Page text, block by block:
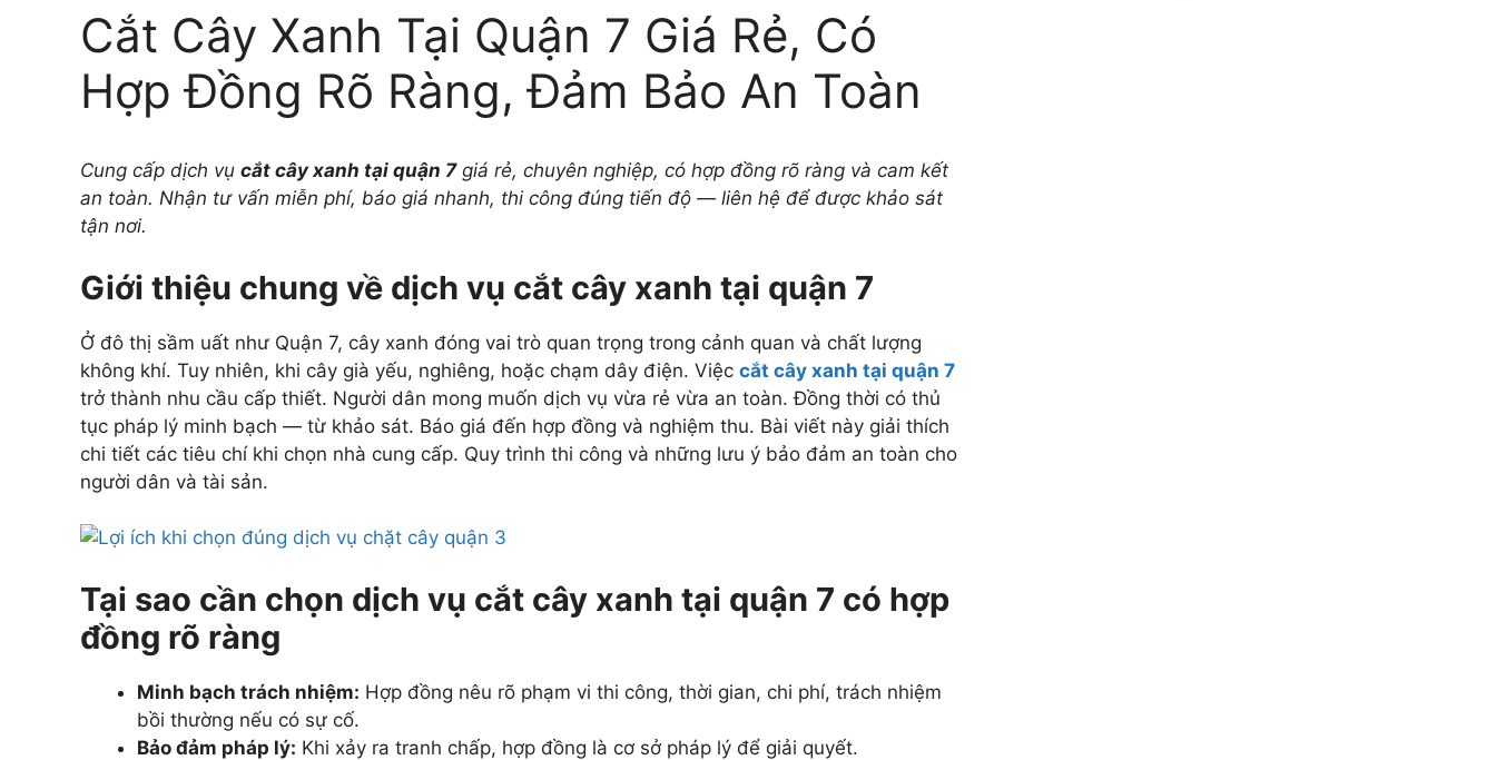
Cắt Cây Xanh Tại Quận 7 Giá Rẻ, Có
Hợp Đồng Rõ Ràng, Đảm Bảo An Toàn
Cung cấp dịch vụ cắt cây xanh tại quận 7giá rẻ, chuyên nghiệp, có hợp đồng rõ ràng và cam kết
an toàn. Nhận tư vấn miễn phí, báo giá nhanh, thi công đúng tiến độ — liên hệ để được khảo sát
tận nơi.
Giới thiệu chung về dịch vụ cắt cây xanh tại quận 7
Ở đô thị sầm uất như Quận 7, cây xanh đóng vai trò quan trọng trong cảnh quan và chất lượng
không khí. Tuy nhiên, khi cây già yếu, nghiêng, hoặc chạm dây điện. Việc cắt cây xanh tại quận 7
trở thành nhu cầu cấp thiết. Người dân mong muốn dịch vụ vừa rẻ vừa an toàn. Đồng thời có thủ
tục pháp lý minh bạch — từ khảo sát. Báo giá đến hợp đồng và nghiệm thu. Bài viết này giải thích
chi tiết các tiêu chí khi chọn nhà cung cấp. Quy trình thi công và những lưu ý bảo đảm an toàn cho
người dân và tài sản.
Tại sao cần chọn dịch vụ cắt cây xanh tại quận 7 có hợp
đồng rõ ràng
Minh bạch trách nhiệm: Hợp đồng nêu rõ phạm vi thi công, thời gian, chi phí, trách nhiệm
bồi thường nếu có sự cố.
Bảo đảm pháp lý: Khi xảy ra tranh chấp, hợp đồng là cơ sở pháp lý để giải quyết.